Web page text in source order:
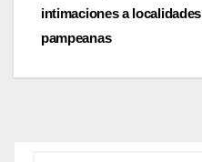
entradas
intimaciones a localidades
pampeanas